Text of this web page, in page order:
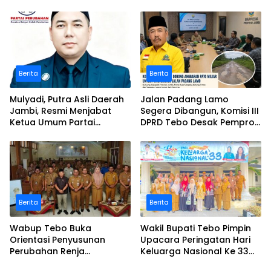
serumpun
Pamuatan
Berita
Mulyadi, Putra Asli Daerah
Jambi, Resmi Menjabat
Ketua Umum Partai
Perwakilan ASEAN Partai
Perubahan di Malaysia
Berita
Jalan Padang Lamo
Segera Dibangun, Komisi III
DPRD Tebo Desak Pemprov
Anggaran Rp70 Miliar
Berita
Wabup Tebo Buka
Orientasi Penyusunan
Perubahan Renja
Berita
Wakil Bupati Tebo Pimpin
Upacara Peringatan Hari
Keluarga Nasional Ke 33